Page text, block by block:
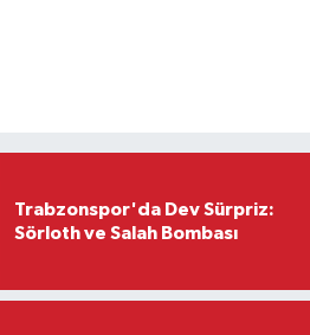
Trabzonspor'da Dev Sürpriz:
Sörloth ve Salah Bombası